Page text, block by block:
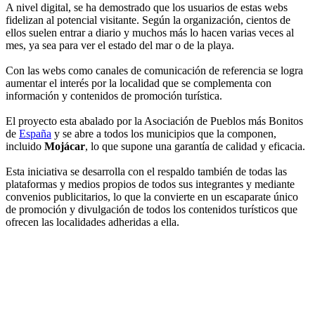
A nivel digital, se ha demostrado que los usuarios de estas webs
fidelizan al potencial visitante. Según la organización, cientos de
ellos suelen entrar a diario y muchos más lo hacen varias veces al
mes, ya sea para ver el estado del mar o de la playa.
Con las webs como canales de comunicación de referencia se logra
aumentar el interés por la localidad que se complementa con
información y contenidos de promoción turística.
El proyecto esta abalado por la Asociación de Pueblos más Bonitos
de España y se abre a todos los municipios que la componen,
incluido Mojácar, lo que supone una garantía de calidad y eficacia.
Esta iniciativa se desarrolla con el respaldo también de todas las
plataformas y medios propios de todos sus integrantes y mediante
convenios publicitarios, lo que la convierte en un escaparate único
de promoción y divulgación de todos los contenidos turísticos que
ofrecen las localidades adheridas a ella.